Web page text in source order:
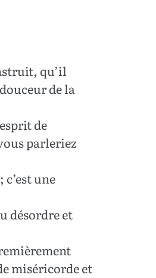
qu’il
de la
de
parleriez
c’est une
désordre et
miséricorde et